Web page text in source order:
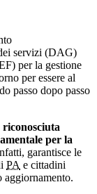
servizi (DAG)
per la gestione
per essere al
passo dopo passo
riconosciuta
per la
garantisce le
PA e cittadini